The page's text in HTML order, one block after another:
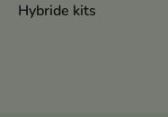
Hybride kits